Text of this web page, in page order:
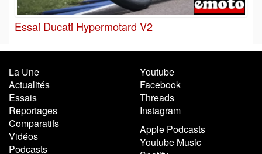
Essai Ducati Hypermotard V2
La Une
Actualités
Essais
Reportages
Comparatifs
Vidéos
Podcasts
Youtube
Facebook
Threads
Instagram
Apple Podcasts
Youtube Music